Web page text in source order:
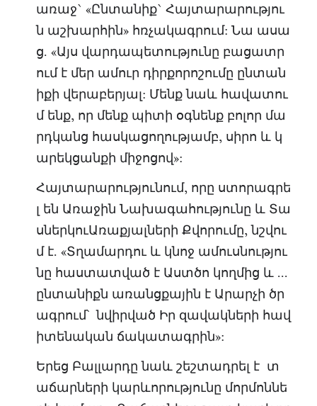
առաջ` «Ընտանիք` Հայտարարությու
ն աշխարհին» հռչակագրում: Նա ասա
ց. «Այս վարդապետությունը բացատր
ում է մեր ամուր դիրքորոշումը ընտան
իքի վերաբերյալ: Մենք նաև հավատու
մ ենք, որ մենք պիտի օգնենք բոլոր մա
րդկանց հասկացողությամբ, սիրո և կ
արեկցանքի միջոցով»:
Հայտարարությունում, որը ստորագրե
լ են Առաջին Նախագահությունը և Տա
սներկուԱռաքյալների Քվորումը, նշվու
մ է. «Տղամարդու և կնոջ ամուսնությու
նը հաստատված է Աստծո կողմից և ...
ընտանիքն առանցքային է Արարչի ծր
ագրում՝ նվիրված Իր զավակների հավ
իտենական ճակատագրին»:
Երեց Բալլարդը նաև շեշտադրել է տ
աճարների կարևորությունը մորմոննե